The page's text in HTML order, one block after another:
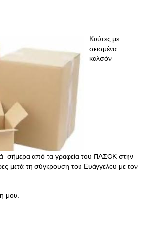
Κούτες με
σκισμένα
καλσόν
σήμερα από τα γραφεία του ΠΑΣΟΚ στην
μετά τη σύγκρουση του Ευάγγελου με τον
μου.